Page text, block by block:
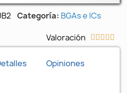
Categoría BGAs e ICs
Valoración     
Opiniones